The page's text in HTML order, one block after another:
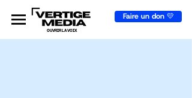
Faire un don 💛
OUVRIR LA VOIX